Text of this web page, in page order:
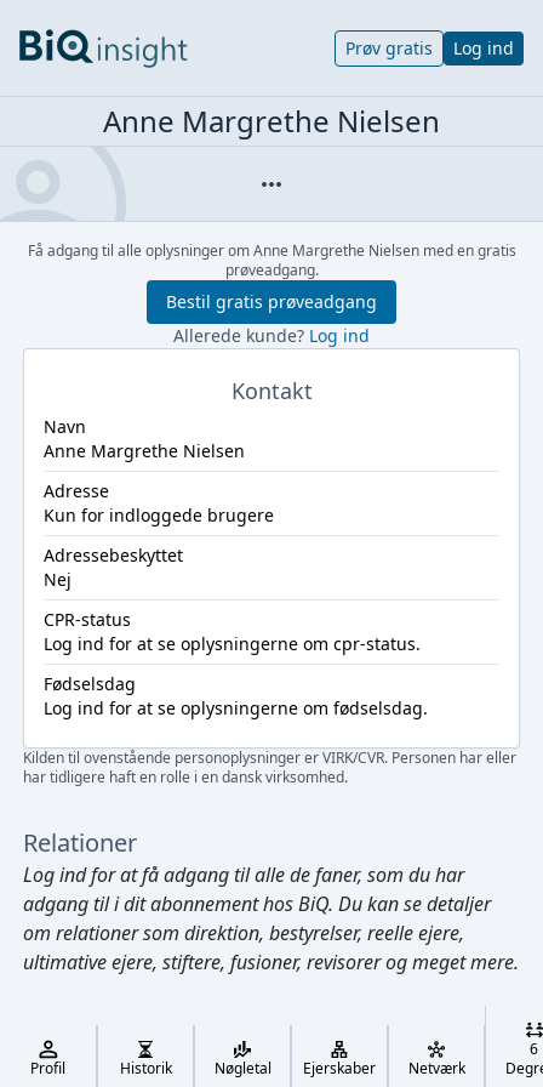
Cmd/Ctrl + K
Prøv gratis Log ind
Anne Margrethe Nielsen
Få adgang til alle oplysninger om Anne Margrethe Nielsen med en gratis
prøveadgang.
Bestil gratis prøveadgang
Allerede kunde? Log ind
Kontakt
Navn
Anne Margrethe Nielsen
Adresse
Kun for indloggede brugere
Adressebeskyttet
Nej
CPR-status
Log ind for at se oplysningerne om cpr-status.
Fødselsdag
Log ind for at se oplysningerne om fødselsdag.
Kilden til ovenstående personoplysninger er VIRK/CVR. Personen har eller
har tidligere haft en rolle i en dansk virksomhed.
Relationer
Log indfor at få adgang til alle de faner, som du har
adgang til i dit abonnement hos BiQ. Du kan se detaljer
om relationer som direktion, bestyrelser, reelle ejere,
ultimative ejere, stiftere, fusioner, revisorer og meget mere.
Profil Historik Nøgletal Ejerskaber Netværk
6